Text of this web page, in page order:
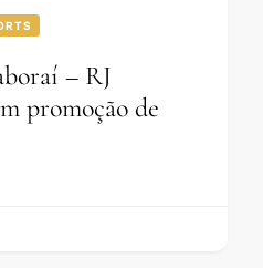
– RJ
promoção de